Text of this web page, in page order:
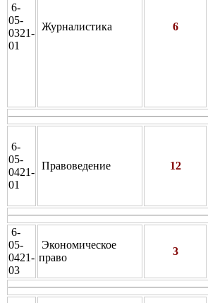
6-
05-
0321-
01
Журналистика 6
6-
05-
0421-
01
Правоведение 12
6-
05-
0421-
03
Экономическое
право
3